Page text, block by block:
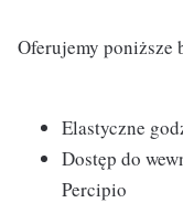
Oferujemy poniższe
Elastyczne
Dostęp do
Percipio